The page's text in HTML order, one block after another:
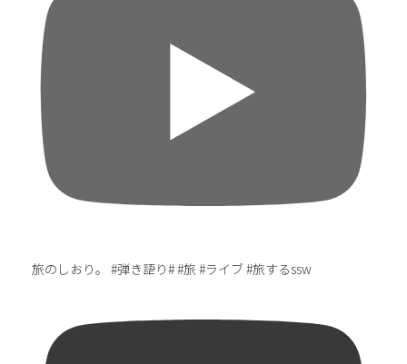
旅のしおり。 #弾き語り# #旅 #ライブ #旅するssw